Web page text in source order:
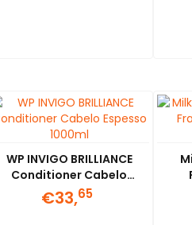
WP INVIGO BRILLIANCE
Conditioner Cabelo
Espesso 1000ml
€33,65